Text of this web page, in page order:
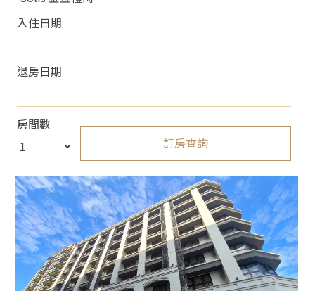
入住日期
退房日期
房間數
訂房查詢
About